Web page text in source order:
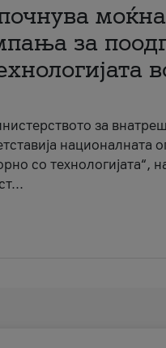
моќна
за
за
националната
со технологијата“,